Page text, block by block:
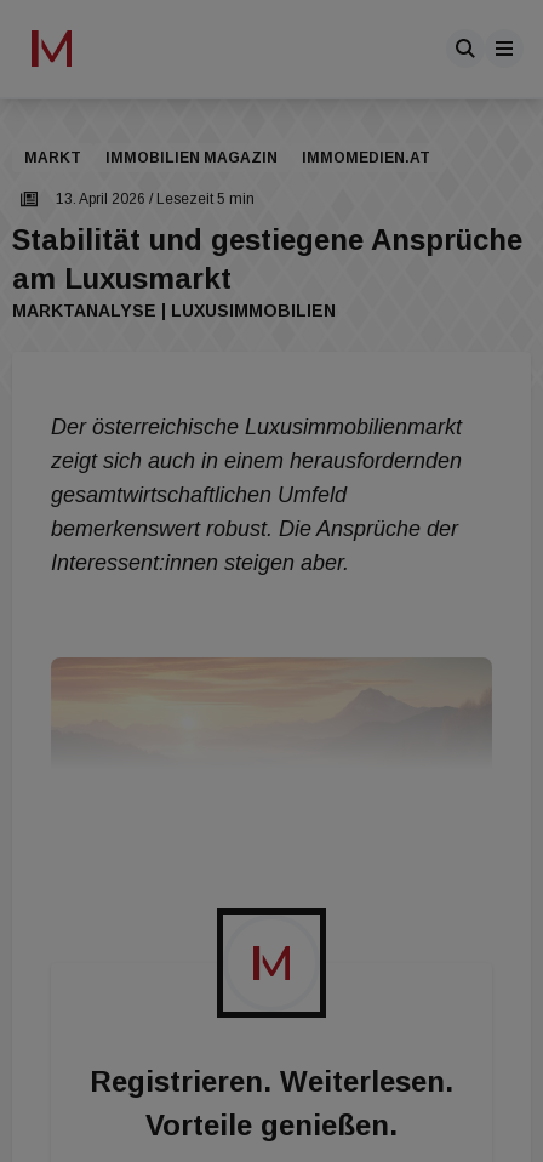
MARKT IMMOBILIEN MAGAZIN IMMOMEDIEN.AT
13. April 2026 / Lesezeit 5 min
Stabilität und gestiegene Ansprüche
am Luxusmarkt
MARKTANALYSE | LUXUSIMMOBILIEN
Der österreichische Luxusimmobilienmarkt
zeigt sich auch in einem herausfordernden
gesamtwirtschaftlichen Umfeld
bemerkenswert robust. Die Ansprüche der
Interessent:innen steigen aber.
Registrieren. Weiterlesen.
Vorteile genießen.